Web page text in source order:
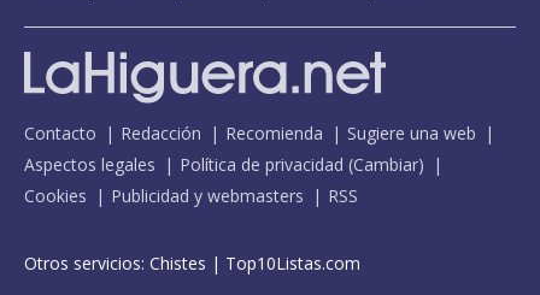
Contacto Redacción Recomienda
Sugiere una web
Aspectos legales
Política de privacidad (Cambiar)
Cookies
Publicidad y webmasters RSS
Otros servicios: Chistes | Top10Listas.com